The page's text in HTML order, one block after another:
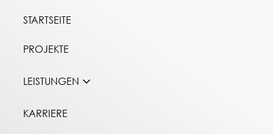
STARTSEITE
PROJEKTE
LEISTUNGEN
KARRIERE